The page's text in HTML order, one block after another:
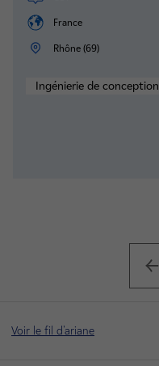
France
Rhône (69)
Ingénierie de conception
Voir le fil d'ariane